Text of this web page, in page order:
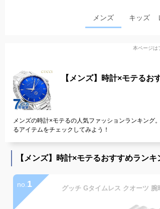
メンズ キッズ
本ページは
【メンズ】時計×モテるお
メンズの時計×モテるの人気ファッションランキング
るアイテムをチェックしてみよう！
【メンズ】時計×モテるおすすめランキ
no. 1